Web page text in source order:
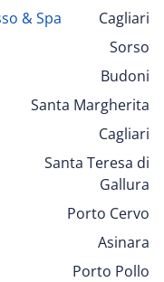
& Spa
Cagliari
Sorso
Budoni
Santa Margherita
Cagliari
Santa Teresa di
Gallura
Porto Cervo
Asinara
Porto Pollo